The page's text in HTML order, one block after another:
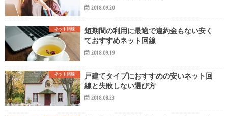
2018.09.20
ネット回線
短期間の利用に最適で違約金もない安く
ておすすめネット回線
2018.09.19
ネット回線
戸建てタイプにおすすめの安いネット回
線と失敗しない選び方
2018.08.23